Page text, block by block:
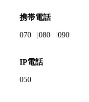
携帯電話
070 080 090
IP電話
050